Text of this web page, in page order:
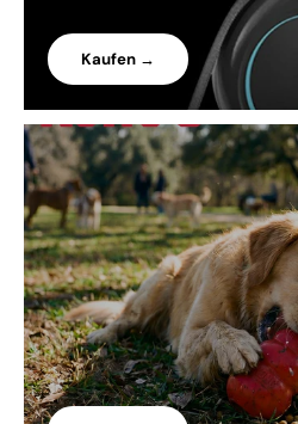
Kaufen →